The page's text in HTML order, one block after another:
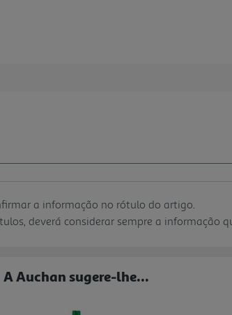
a informação no rótulo do artigo.
deverá considerar sempre a informação
A Auchan sugere-lhe...